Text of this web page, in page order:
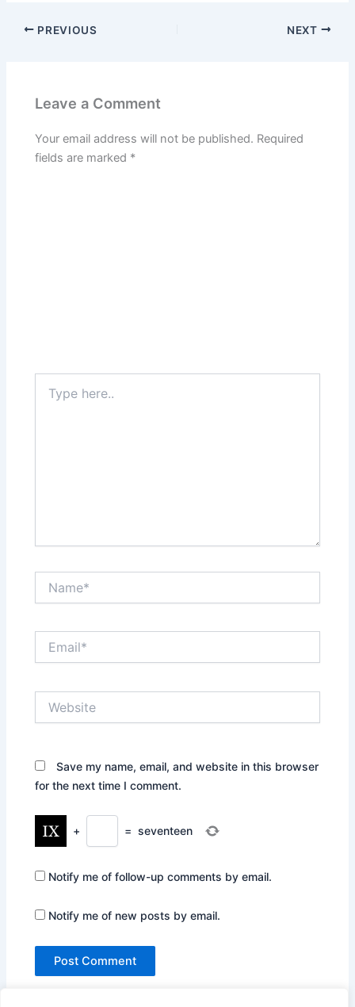
PREVIOUS NEXT
Leave a Comment
Your email address will not be published. Required
fields are marked *
here..
Save my name, email, and website in this browser
for the next time I comment.
+ = seventeen
Notify me of follow-up comments by email.
Notify me of new posts by email.